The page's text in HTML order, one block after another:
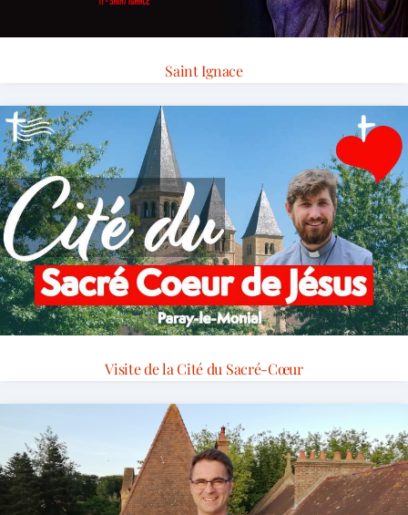
Saint Ignace
Visite de la Cité du Sacré-Cœur